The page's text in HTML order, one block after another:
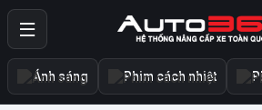
Ánh sáng Phim cách nhiệt